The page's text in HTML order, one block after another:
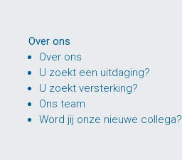
Over ons
Over ons
U zoekt een uitdaging?
U zoekt versterking?
Ons team
Word jij onze nieuwe collega?